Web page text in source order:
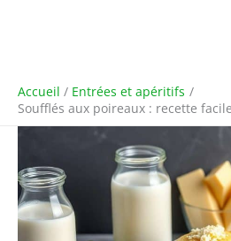
Accueil
Entrées et apéritifs
Soufflés aux poireaux : recette